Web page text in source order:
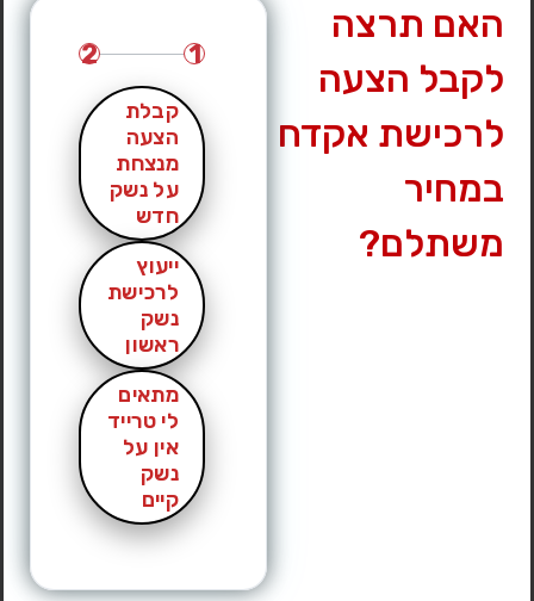
גלוק 43x נקנה לפני חצי שנה, אקדח שלא ירו בו עדיין .
האם תרצה
לקבל הצעה
לרכישת אקדח
במחיר
משתלם?
1
2
קבלת
הצעה
מנצחת
על נשק
חדש
ייעוץ
לרכישת
נשק
ראשון
מתאים
לי טרייד
אין על
נשק
קיים